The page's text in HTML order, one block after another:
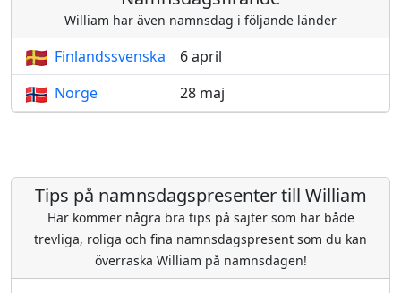
William har även namnsdag i följande länder
Finlandssvenska
6 april
Norge
28 maj
Tips på namnsdagspresenter till William
Här kommer några bra tips på sajter som har både
trevliga, roliga och fina namnsdagspresent som du kan
överraska William på namnsdagen!